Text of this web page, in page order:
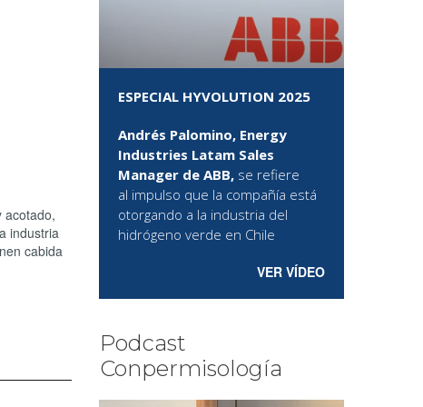
acotado,
industria
cabida
ESPECIAL HYVOLUTION 2025
Andrés Palomino, Energy
Industries Latam Sales
Manager de ABB, se refiere
al impulso que la compañía está
otorgando a la industria del
hidrógeno verde en Chile
VER VÍDEO
Podcast
Conpermisología